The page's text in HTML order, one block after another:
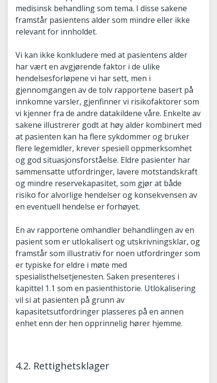
medisinsk behandling som tema. I disse sakene
framstår pasientens alder som mindre eller ikke
relevant for innholdet.
Vi kan ikke konkludere med at pasientens alder
har vært en avgjørende faktor i de ulike
hendelsesforløpene vi har sett, men i
gjennomgangen av de tolv rapportene basert på
innkomne varsler, gjenfinner vi risikofaktorer som
vi kjenner fra de andre datakildene våre. Enkelte av
sakene illustrerer godt at høy alder kombinert med
at pasienten kan ha flere sykdommer og bruker
flere legemidler, krever spesiell oppmerksomhet
og god situasjonsforståelse. Eldre pasienter har
sammensatte utfordringer, lavere motstandskraft
og mindre reservekapasitet, som gjør at både
risiko for alvorlige hendelser og konsekvensen av
en eventuell hendelse er forhøyet.
En av rapportene omhandler behandlingen av en
pasient som er utlokalisert og utskrivningsklar, og
framstår som illustrativ for noen utfordringer som
er typiske for eldre i møte med
spesialisthelsetjenesten. Saken presenteres i
kapittel 1.1 som en pasienthistorie. Utlokalisering
vil si at pasienten på grunn av
kapasitetsutfordringer plasseres på en annen
enhet enn der hen opprinnelig hører hjemme.
4.2. Rettighetsklager